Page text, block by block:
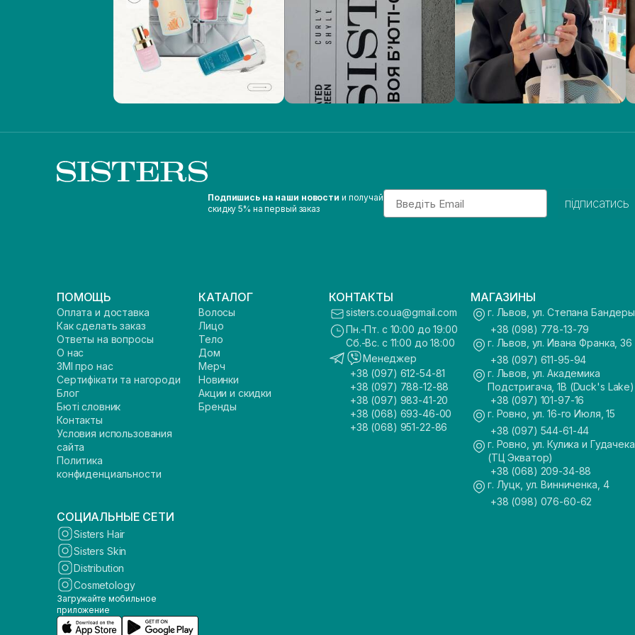
Подпишись на наши новости и получай
скидку 5% на первый заказ
Email
підписатись
ПОМОЩЬ
Оплата и доставка
Как сделать заказ
Ответы на вопросы
О нас
ЗМІ про нас
Сертифікати та нагороди
Блог
Бюті словник
Контакты
Условия использования
сайта
Политика
конфиденциальности
КАТАЛОГ
Волосы
Лицо
Тело
Дом
Мерч
Новинки
Акции и скидки
Бренды
КОНТАКТЫ
sisters.co.ua@gmail.com
Пн.-Пт. с 10:00 до 19:00
Сб.-Вс. с 11:00 до 18:00
Менеджер
+38 (097) 612-54-81
+38 (097) 788-12-88
+38 (097) 983-41-20
+38 (068) 693-46-00
+38 (068) 951-22-86
МАГАЗИНЫ
г. Львов, ул. Степана
+38 (098) 778-13-79
г. Львов, ул. Ивана Франка, 36
+38 (097) 611-95-94
г. Львов, ул. Академика
Подстригача, 1В (Duck's Lake)
+38 (097) 101-97-16
г. Ровно, ул. 16-го Июля, 15
+38 (097) 544-61-44
г. Ровно, ул. Кулика и
(ТЦ Экватор)
+38 (068) 209-34-88
г. Луцк, ул. Винниченка, 4
+38 (098) 076-60-62
СОЦИАЛЬНЫЕ СЕТИ
Sisters Hair
Sisters Skin
Distribution
Cosmetology
Загружайте мобильное
приложение